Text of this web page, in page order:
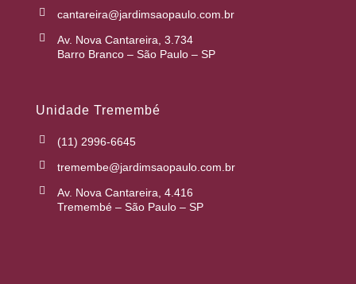
cantareira@jardimsaopaulo.com.br
Av. Nova Cantareira, 3.734
Barro Branco – São Paulo – SP
Unidade Tremembé
(11) 2996-6645
tremembe@jardimsaopaulo.com.br
Av. Nova Cantareira, 4.416
Tremembé – São Paulo – SP